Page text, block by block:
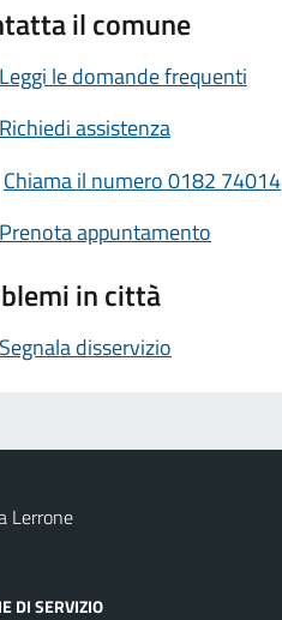
il comune
Leggi le domande frequenti
Richiedi assistenza
Chiama il numero 0182 74014
Prenota appuntamento
in città
Segnala disservizio
Lerrone
DI SERVIZIO